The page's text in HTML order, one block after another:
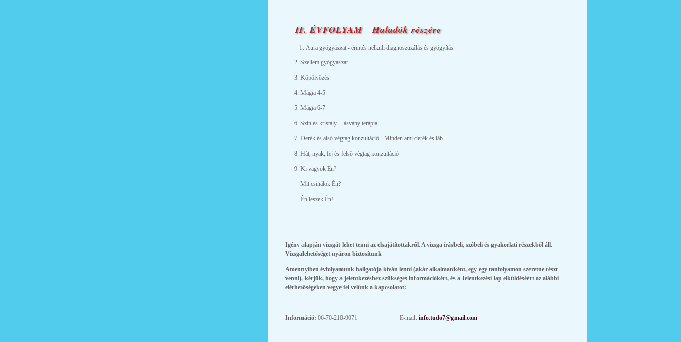
II. ÉVFOLYAM Haladók részére
Aura gyógyászat - érintés nélküli diagnosztizálás és gyógyítás
2. Szellem gyógyászat
3. Köpölyözés
4. Mágia 4-5
5. Mágia 6-7
6. Szín és kristály - ásvány terápia
7. Derék és alsó végtag konzultáció - Minden ami derék és láb
8. Hát, nyak, fej és felső végtag konzultáció
9. Ki vagyok Én?
Mit csinálok Én?
Én leszek Én!
Igény alapján vizsgát lehet tenni az elsajátítottakról. A vizsga írásbeli, szóbeli és gyakorlati részekből áll.
Vizsgalehetőséget nyáron biztosítunk
Amennyiben évfolyamunk hallgatója kíván lenni (akár alkalmanként, egy-egy tanfolyamon szeretne részt
venni), kérjük, hogy a jelentkezéshez szükséges információkért, és a Jelentkezési lap elküldéséért az alábbi
elérhetőségeken vegye fel velünk a kapcsolatot:
Információ: 06-70-210-9071 E-mail: info.tudo7@gmail.com